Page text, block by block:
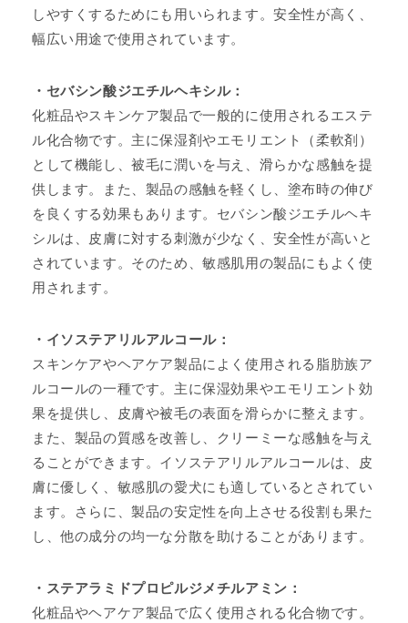
しやすくするためにも用いられます。安全性が高く、
幅広い用途で使用されています。
・セバシン酸ジエチルヘキシル：
化粧品やスキンケア製品で一般的に使用されるエステ
ル化合物です。主に保湿剤やエモリエント（柔軟剤）
として機能し、被毛に潤いを与え、滑らかな感触を提
供します。また、製品の感触を軽くし、塗布時の伸び
を良くする効果もあります。セバシン酸ジエチルヘキ
シルは、皮膚に対する刺激が少なく、安全性が高いと
されています。そのため、敏感肌用の製品にもよく使
用されます。
・イソステアリルアルコール：
スキンケアやヘアケア製品によく使用される脂肪族ア
ルコールの一種です。主に保湿効果やエモリエント効
果を提供し、皮膚や被毛の表面を滑らかに整えます。
また、製品の質感を改善し、クリーミーな感触を与え
ることができます。イソステアリルアルコールは、皮
膚に優しく、敏感肌の愛犬にも適しているとされてい
ます。さらに、製品の安定性を向上させる役割も果た
し、他の成分の均一な分散を助けることがあります。
・ステアラミドプロピルジメチルアミン：
化粧品やヘアケア製品で広く使用される化合物です。